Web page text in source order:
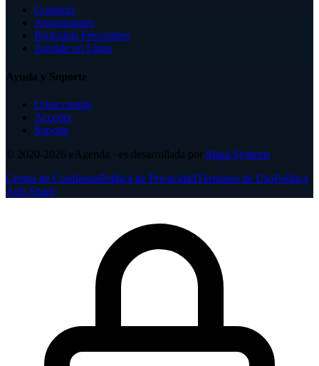
Contacto
Asociaciones
Preguntas Frecuentes
Agende en Línea
Ayuda y Soporte
Crear cuenta
Acceder
Soporte
© 2020-2026 eAgenda · es desarrollada por Mupi Systems
Centro de ConfianzaPolítica de PrivacidadTérminos de UsoPolítica
Anti-Spam